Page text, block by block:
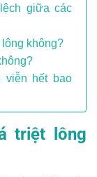
giữa các
không?
viễn hết bao
triệt lông